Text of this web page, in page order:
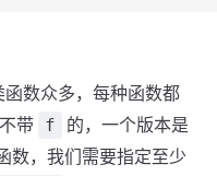
函数众多，每种函数都
带 f
的，一个版本是
数，我们需要指定至少